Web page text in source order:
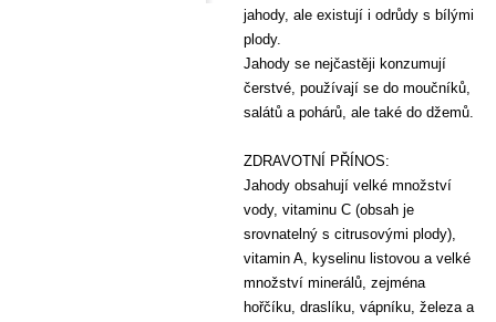
jahody, ale existují i odrůdy s bílými
plody.
Jahody se nejčastěji konzumují
čerstvé, používají se do moučníků,
salátů a pohárů, ale také do džemů.
ZDRAVOTNÍ PŘÍNOS:
Jahody obsahují velké množství
vody, vitaminu C (obsah je
srovnatelný s citrusovými plody),
vitamin A, kyselinu listovou a velké
množství minerálů, zejména
hořčíku, draslíku, vápníku, železa a